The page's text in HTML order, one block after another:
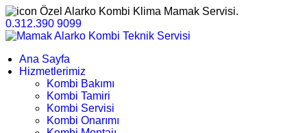
Özel Alarko Kombi Klima Mamak Servisi.
0.312.390 9099
Ana Sayfa
Hizmetlerimiz
Kombi Bakımı
Kombi Tamiri
Kombi Servisi
Kombi Onarımı